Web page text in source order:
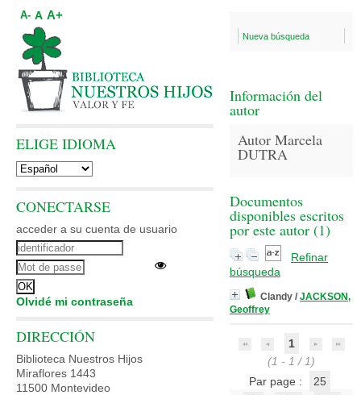
Nueva búsqueda
Información del
autor
Autor Marcela
DUTRA
Documentos
disponibles escritos
por este autor (1)
Refinar
búsqueda
Clandy / JACKSON,
Geoffrey
1
(1 - 1 / 1)
Par page :
25
A- A A+
ELIGE IDIOMA
CONECTARSE
acceder a su cuenta de usuario
Olvidé mi contraseña
DIRECCIÓN
Biblioteca Nuestros Hijos
Miraflores 1443
11500 Montevideo